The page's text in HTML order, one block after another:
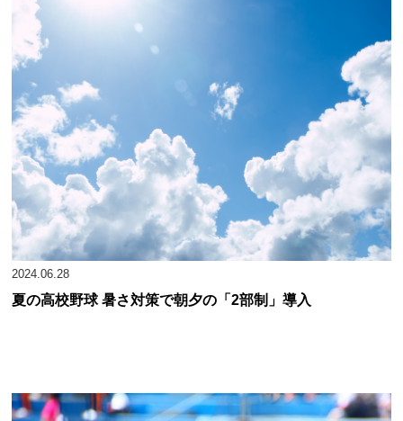
2024.06.28
夏の高校野球 暑さ対策で朝夕の「2部制」導入